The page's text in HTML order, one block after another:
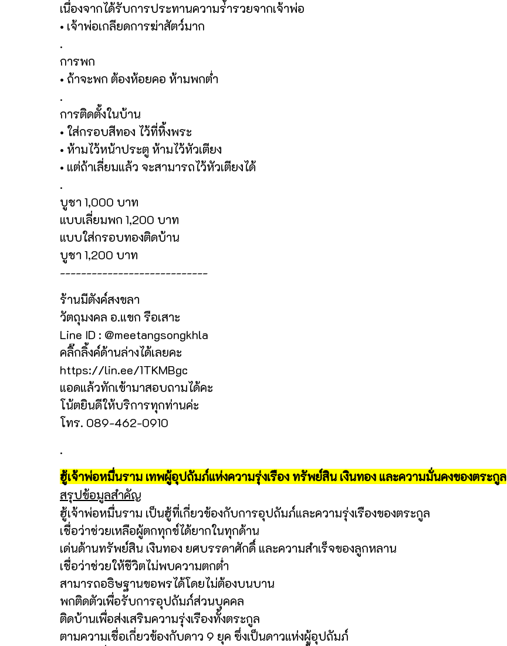
เนื่องจากได้รับการประทานความร่้ารวยจากเจ้าพ่อ
• เจ้าพ่อเกลียดการฆ่าสัตว์มาก
.
การพก
• ถ้าจะพก ต้องห้อยคอ ห้ามพกต่ำ
.
การติดตั้งในบ้าน
• ใส่กรอบสีทอง ไว้ที่หิ้งพระ
• ห้ามไว้หน้าประตู ห้ามไว้หัวเตียง
• แต่ถ้าเลี่ยมแล้ว จะสามารถไว้หัวเตียงได้
.
บูชา 1,000 บาท
แบบเลี่ยมพก 1,200 บาท
แบบใส่กรอบทองติดบ้าน
บูชา 1,200 บาท
----------------------------
ร้านมีตังค์สงขลา
วัตถุมงคล อ.แขก รือเสาะ
Line ID : @meetangsongkhla
คลิ๊กลิ้งค์ด้านล่างได้เลยคะ
https://lin.ee/1TKMBgc
แอดแล้วทักเข้ามาสอบถามได้คะ
โน้ตยินดีให้บริการทุกท่านค่ะ
โทร. 089-462-0910
.
ฮู้เจ้าพ่อหมื่นราม เทพผู้อุปถัมภ์แห่งความรุ่งเรือง ทรัพย์สิน เงินทอง และความมั่นคงของตระกูล
สรุปข้อมูลสำคัญ
ฮู้เจ้าพ่อหมื่นราม เป็นฮู้ที่เกี่ยวข้องกับการอุปถัมภ์และความรุ่งเรืองของตระกูล
เชื่อว่าช่วยเหลือผู้ตกทุกข์ได้ยากในทุกด้าน
เด่นด้านทรัพย์สิน เงินทอง ยศบรรดาศักดิ์ และความสำเร็จของลูกหลาน
เชื่อว่าช่วยให้ชีวิตไม่พบความตกต่ำ
สามารถอธิษฐานขอพรได้โดยไม่ต้องบนบาน
พกติดตัวเพื่อรับการอุปถัมภ์ส่วนบุคคล
ติดบ้านเพื่อส่งเสริมความรุ่งเรืองทั้งตระกูล
ตามความเชื่อเกี่ยวข้องกับดาว 9 ยุค ซึ่งเป็นดาวแห่งผู้อุปถัมภ์